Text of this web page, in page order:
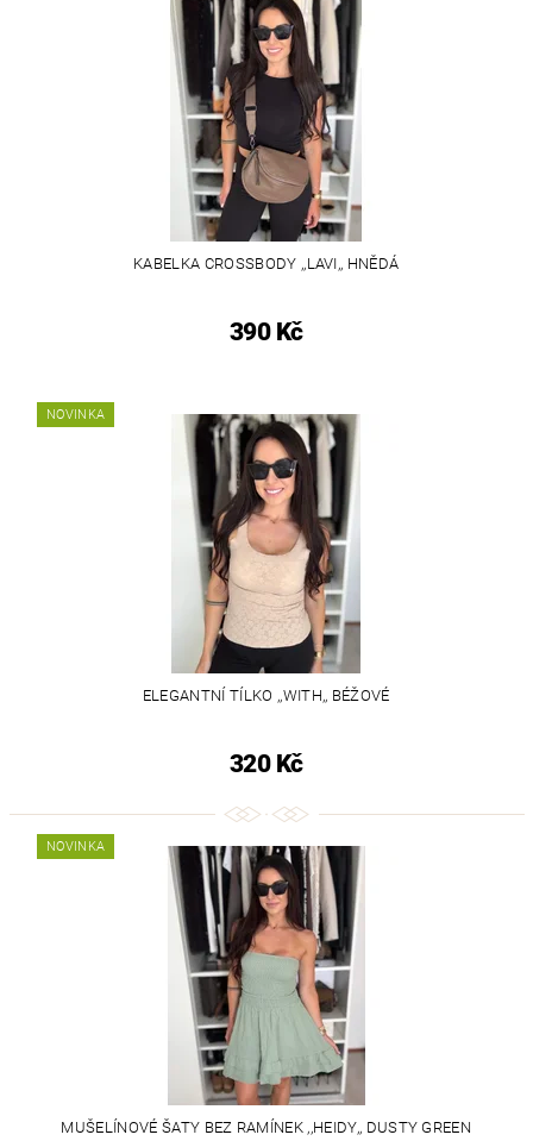
KABELKA CROSSBODY ,,LAVI,, HNĚDÁ
390 Kč
NOVINKA
ELEGANTNÍ TÍLKO ,,WITH,, BÉŽOVÉ
320 Kč
NOVINKA
MUŠELÍNOVÉ ŠATY BEZ RAMÍNEK ,,HEIDY,, DUSTY GREEN